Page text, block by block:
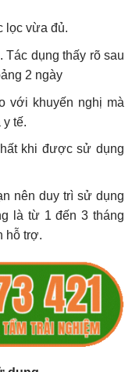
lọc vừa đủ.
Tác dụng thấy rõ sau
2 ngày
với khuyến nghị mà
tế.
khi được sử dụng
nên duy trì sử dụng
là từ 1 đến 3 tháng
hỗ trợ.